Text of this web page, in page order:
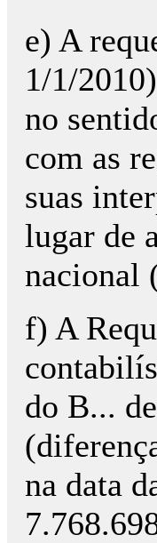
e) A
1/1/
no
com as
suas
lugar de
nacional
f) A
do B...
na data